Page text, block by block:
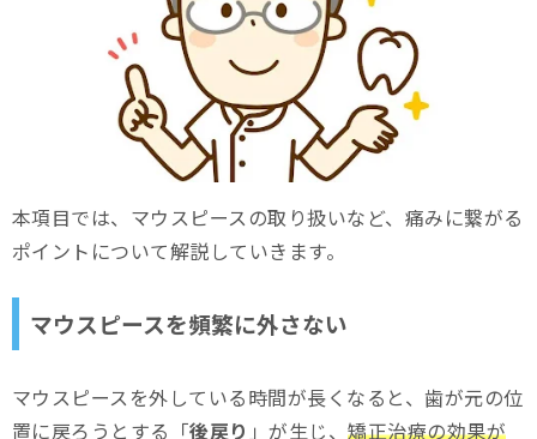
本項目では、マウスピースの取り扱いなど、痛みに繋がる
ポイントについて解説していきます。
マウスピースを頻繁に外さない
マウスピースを外している時間が長くなると、歯が元の位
置に戻ろうとする「後戻り 」が生じ、矯正治療の効果が